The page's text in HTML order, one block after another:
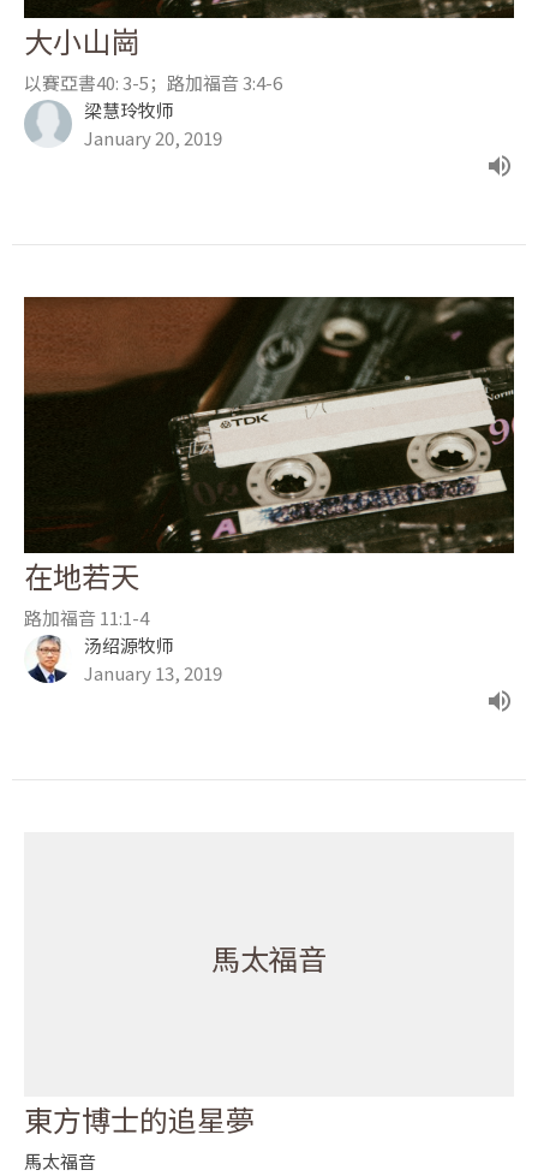
大小山崗
以賽亞書40: 3-5；路加福音 3:4-6
梁慧玲牧师
January 20, 2019
在地若天
路加福音 11:1-4
汤绍源牧师
January 13, 2019
馬太福音
東方博士的追星夢
馬太福音